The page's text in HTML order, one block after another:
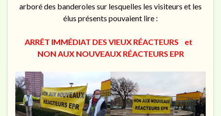
arboré des banderoles sur lesquelles les visiteurs et les
élus présents pouvaient lire :
ARRÊT IMMÉDIAT DES VIEUX RÉACTEURS et
NON AUX NOUVEAUX RÉACTEURS EPR